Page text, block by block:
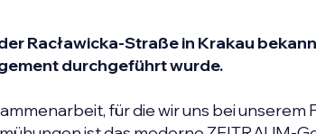
Racławicka-Straße in Krakau
durchgeführt wurde.
für die wir uns bei unserem